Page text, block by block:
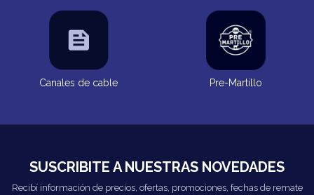
Canales de cable Pre-Martillo
SUSCRIBITE A NUESTRAS NOVEDADES
Recibí información de precios, ofertas, promociones, fechas de remate